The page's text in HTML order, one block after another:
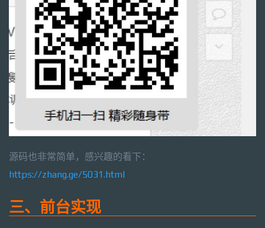
源码也非常简单，感兴趣的看下：
https://zhang.ge/5031.html
三、前台实现